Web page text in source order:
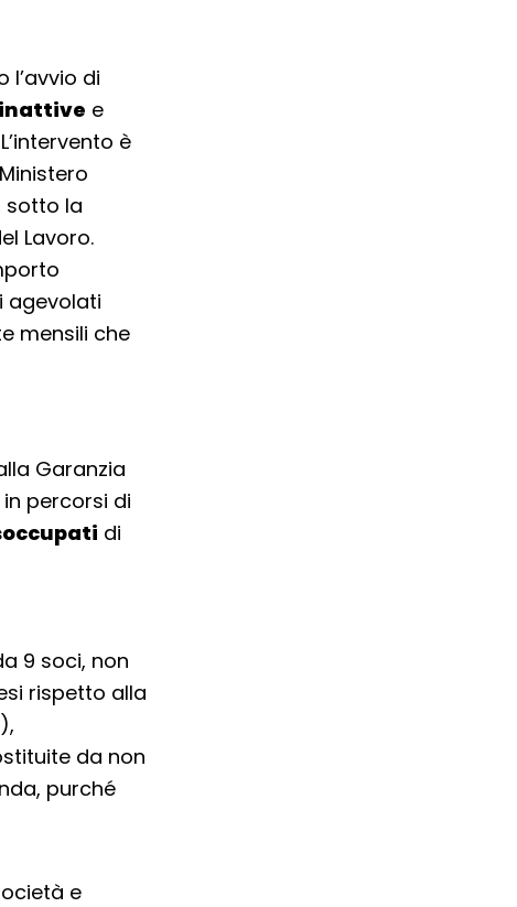
l’avvio di
inattive e
è
sotto la
Lavoro.
agevolati
mensili che
Garanzia
percorsi di
di
9 soci, non
rispetto alla
da non
purché
e